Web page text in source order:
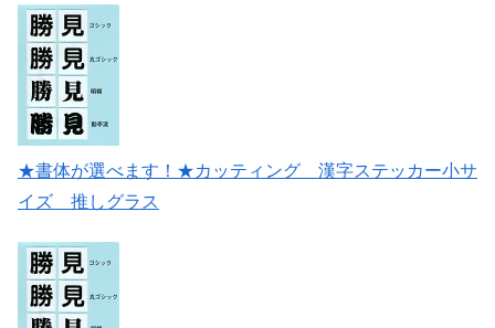
★書体が選べます！★カッティング 漢字ステッカー小サ
イズ 推しグラス